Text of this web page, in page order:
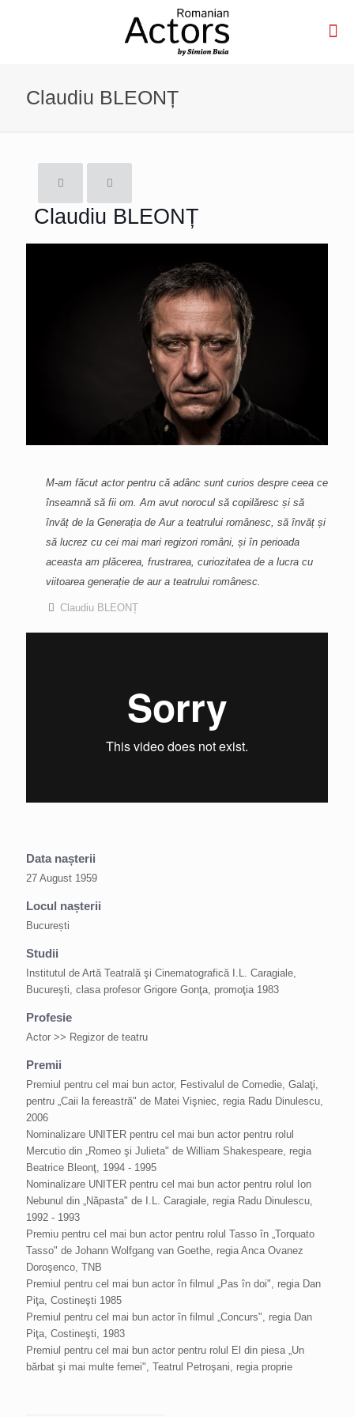
Claudiu BLEONȚ
Claudiu BLEONȚ
M-am făcut actor pentru că adânc sunt curios despre ceea ce
înseamnă să fii om. Am avut norocul să copilăresc și să
învăț de la Generația de Aur a teatrului românesc, să învăț și
să lucrez cu cei mai mari regizori români, și în perioada
aceasta am plăcerea, frustrarea, curiozitatea de a lucra cu
viitoarea generație de aur a teatrului românesc.
Claudiu BLEONȚ
Data nașterii
27 August 1959
Locul nașterii
București
Studii
Institutul de Artă Teatrală şi Cinematografică I.L. Caragiale,
Bucureşti, clasa profesor Grigore Gonţa, promoţia 1983
Profesie
Actor >> Regizor de teatru
Premii
Premiul pentru cel mai bun actor, Festivalul de Comedie, Galaţi,
pentru „Caii la fereastră" de Matei Vişniec, regia Radu Dinulescu,
2006
Nominalizare UNITER pentru cel mai bun actor pentru rolul
Mercutio din „Romeo şi Julieta" de William Shakespeare, regia
Beatrice Bleonţ, 1994 - 1995
Nominalizare UNITER pentru cel mai bun actor pentru rolul Ion
Nebunul din „Năpasta" de I.L. Caragiale, regia Radu Dinulescu,
1992 - 1993
Premiu pentru cel mai bun actor pentru rolul Tasso în „Torquato
Tasso" de Johann Wolfgang van Goethe, regia Anca Ovanez
Doroşenco, TNB
Premiul pentru cel mai bun actor în filmul „Pas în doi", regia Dan
Piţa, Costineşti 1985
Premiul pentru cel mai bun actor în filmul „Concurs", regia Dan
Piţa, Costineşti, 1983
Premiul pentru cel mai bun actor pentru rolul El din piesa „Un
bărbat şi mai multe femei", Teatrul Petroşani, regia proprie